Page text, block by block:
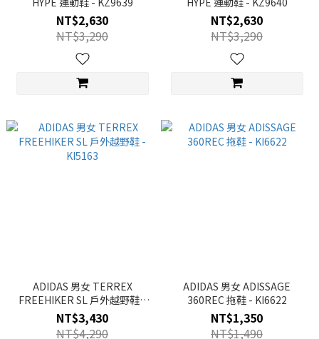
NT$2,630
NT$3,290
NT$2,630
NT$3,290
ADIDAS 男女 TERREX
FREEHIKER SL 戶外越野鞋 -
KI5163
NT$3,430
NT$4,290
ADIDAS 男女 ADISSAGE
360REC 拖鞋 - KI6622
NT$1,350
NT$1,490